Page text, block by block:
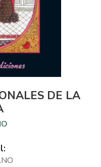
DE LA